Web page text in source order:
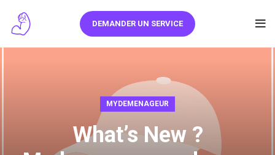
DEMANDER UN SERVICE
MYDEMENAGEUR
What’s New ?